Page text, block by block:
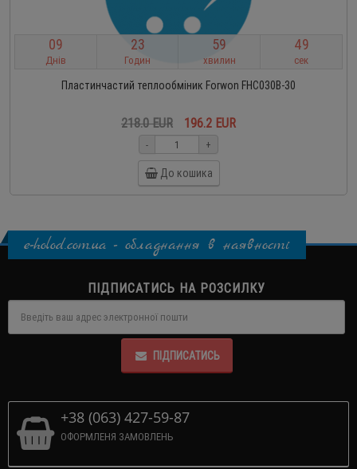
09
Днів
23
Годин
59
хвилин
49
сек
Пластинчастий теплообміник Forwon FHC030B-30
218.0 EUR 196.2 EUR
- +
До кошика
e-holod.com.ua - обладнання в наявності
ПІДПИСАТИСЬ НА РОЗСИЛКУ
ПІДПИСАТИСЬ
+38 (063) 427-59-87
ОФОРМЛЕНЯ ЗАМОВЛЕНЬ